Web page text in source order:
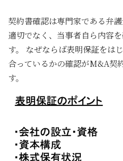
契約書確認は専門家である弁
適切でなく、当事者自ら内容
す。 なぜならば表明保証をは
合っているかの確認がM&A契
す。